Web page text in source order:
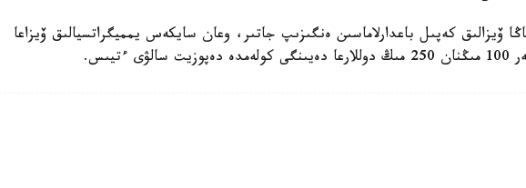
ۆيزالىق كەپىل باعدارلاماسىن ەنگىزىپ جاتىر، وعان سايكەس يمميگراتسيالىق ۆيزاعا